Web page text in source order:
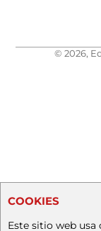
© 2026,
COOKIES
Este sitio web usa